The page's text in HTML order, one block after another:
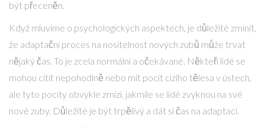
být přeceněn.
Když mluvíme o psychologických aspektech, je důležité zmínit,
že adaptační proces na nositelnost nových zubů může trvat
nějaký čas. To je zcela normální a očekávané. Někteří lidé se
mohou cítit nepohodlně nebo mít pocit cizího tělesa v ústech,
ale tyto pocity obvykle zmizí, jakmile se lidé zvyknou na své
nové zuby. Důležité je být trpělivý a dát si čas na adaptaci.